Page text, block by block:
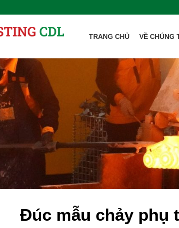
TRANG CHỦ VỀ CHÚNG
Đúc mẫu chảy phụ